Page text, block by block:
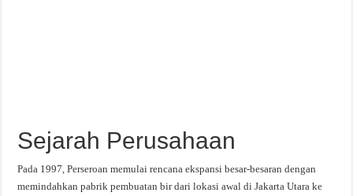
Sejarah Perusahaan
Pada 1997, Perseroan memulai rencana ekspansi besar-besaran dengan
memindahkan pabrik pembuatan bir dari lokasi awal di Jakarta Utara ke